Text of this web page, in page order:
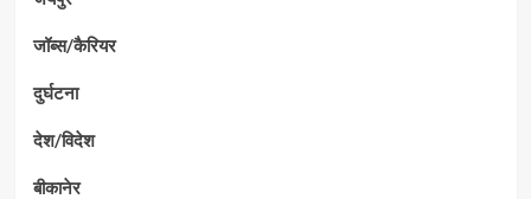
जॉब्स/कैरियर
दुर्घटना
देश/विदेश
बीकानेर